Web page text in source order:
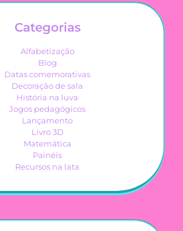
Categorias
Alfabetização
Blog
Datas comemorativas
Decoração de sala
História na luva
Jogos pedagógicos
Lançamento
Livro 3D
Matemática
Painéis
Recursos na lata